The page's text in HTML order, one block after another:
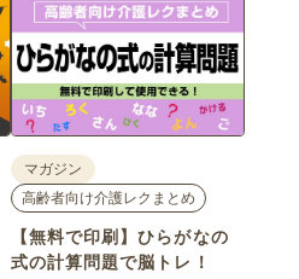
も紹介しているので、介護施設
などでの外出アクティビティの
事前チェックの際にぜひ参考に
してください。
マガジン
高齢者向け介護レクまとめ
【無料で印刷】ひらがなの
式の計算問題で脳トレ！